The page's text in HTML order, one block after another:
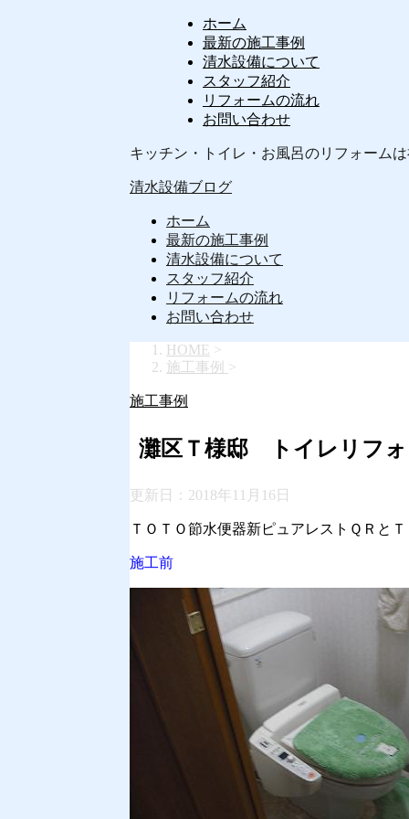
ホーム
最新の施工事例
清水設備について
スタッフ紹介
リフォームの流れ
お問い合わせ
キッチン・トイレ・お風呂のリフォーム
清水設備ブログ
ホーム
最新の施工事例
清水設備について
スタッフ紹介
リフォームの流れ
お問い合わせ
HOME >
施工事例 >
施工事例
灘区Ｔ様邸 トイレリフォ
更新日： 2018年11月16日
ＴＯＴＯ節水便器新ピュアレストＱＲと
施工前